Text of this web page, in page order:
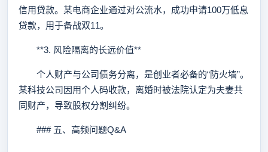
信用贷款。某电商企业通过对公流水，成功申请100万低息
贷款，用于备战双11。
**3. 风险隔离的长远价值**
个人财产与公司债务分离，是创业者必备的“防火墙”。
某科技公司因用个人码收款，离婚时被法院认定为夫妻共
同财产，导致股权分割纠纷。
### 五、高频问题Q&A